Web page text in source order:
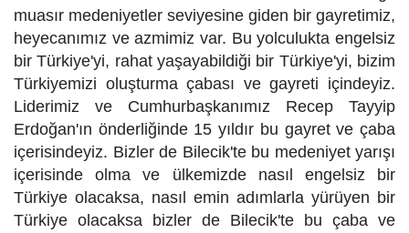
muasır medeniyetler seviyesine giden bir gayretimiz,
heyecanımız ve azmimiz var. Bu yolculukta engelsiz
bir Türkiye'yi, rahat yaşayabildiği bir Türkiye'yi, bizim
Türkiyemizi oluşturma çabası ve gayreti içindeyiz.
Liderimiz ve Cumhurbaşkanımız Recep Tayyip
Erdoğan'ın önderliğinde 15 yıldır bu gayret ve çaba
içerisindeyiz. Bizler de Bilecik'te bu medeniyet yarışı
içerisinde olma ve ülkemizde nasıl engelsiz bir
Türkiye olacaksa, nasıl emin adımlarla yürüyen bir
Türkiye olacaksa bizler de Bilecik'te bu çaba ve